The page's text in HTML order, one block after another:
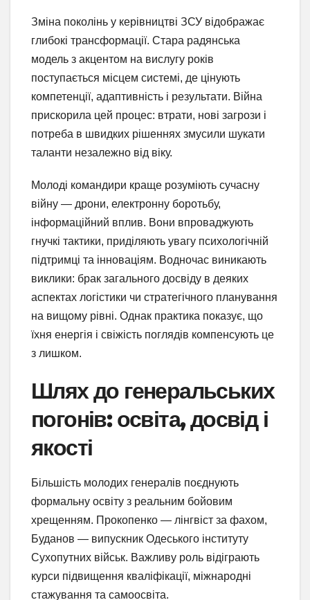
Зміна поколінь у керівництві ЗСУ відображає
глибокі трансформації. Стара радянська
модель з акцентом на вислугу років
поступається місцем системі, де цінують
компетенції, адаптивність і результати. Війна
прискорила цей процес: втрати, нові загрози і
потреба в швидких рішеннях змусили шукати
таланти незалежно від віку.
Молоді командири краще розуміють сучасну
війну — дрони, електронну боротьбу,
інформаційний вплив. Вони впроваджують
гнучкі тактики, приділяють увагу психологічній
підтримці та інноваціям. Водночас виникають
виклики: брак загального досвіду в деяких
аспектах логістики чи стратегічного планування
на вищому рівні. Однак практика показує, що
їхня енергія і свіжість поглядів компенсують це
з лишком.
Шлях до генеральських
погонів: освіта, досвід і
якості
Більшість молодих генералів поєднують
формальну освіту з реальним бойовим
хрещенням. Прокопенко — лінгвіст за фахом,
Буданов — випускник Одеського інституту
Сухопутних військ. Важливу роль відіграють
курси підвищення кваліфікації, міжнародні
стажування та самоосвіта.